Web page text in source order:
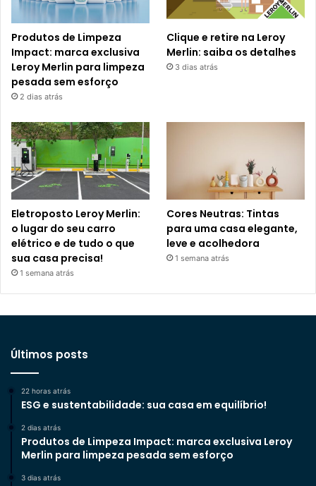
Produtos de Limpeza
Impact: marca exclusiva
Leroy Merlin para limpeza
pesada sem esforço
2 dias atrás
Clique e retire na Leroy
Merlin: saiba os detalhes
3 dias atrás
Eletroposto Leroy Merlin:
o lugar do seu carro
elétrico e de tudo o que
sua casa precisa!
1 semana atrás
Cores Neutras: Tintas
para uma casa elegante,
leve e acolhedora
1 semana atrás
Últimos posts
22 horas atrás
ESG e sustentabilidade: sua casa em equilíbrio!
2 dias atrás
Produtos de Limpeza Impact: marca exclusiva Leroy
Merlin para limpeza pesada sem esforço
3 dias atrás